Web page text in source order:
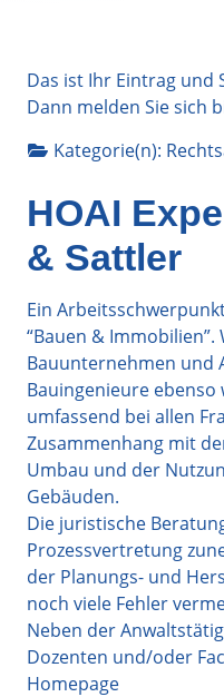
Das ist Ihr Eintrag und
Dann melden Sie sich
Kategorie(n):
HOAI
& Sattler
Ein
“Bauen &
Bauunternehmen und
Bauingenieure
umfassend bei allen
Zusammenhang mit
Umbau und der
Gebäuden.
Die juristische
Prozessvertretung
der Planungs- und
noch viele Fehler
Neben der
Dozenten und/oder
Homepage